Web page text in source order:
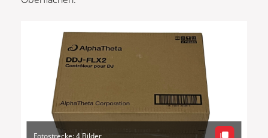
Fotostrecke: 4 Bilder